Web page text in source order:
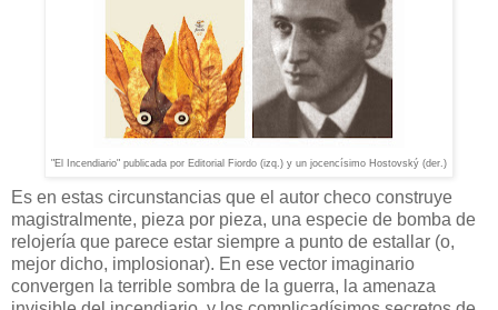
"El Incendiario" publicada por Editorial Fiordo (izq.) y un jocencísimo Hostovský (der.)
Es en estas circunstancias que el autor checo construye
magistralmente, pieza por pieza, una especie de bomba de
relojería que parece estar siempre a punto de estallar (o,
mejor dicho, implosionar). En ese vector imaginario
convergen la terrible sombra de la guerra, la amenaza